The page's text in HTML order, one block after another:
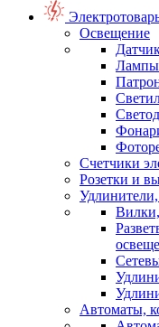
Освещение
Лампы
Счетчики
Розетки и
Удлинители,
Автоматы,